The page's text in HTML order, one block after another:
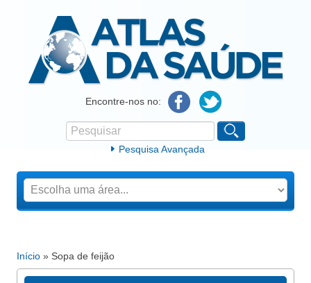
Atlas da SaúdeEncontre-nos no:
Formulário de procura
Pesquisar
Pesquisa Avançada
Está aqui
Início » Sopa de feijão